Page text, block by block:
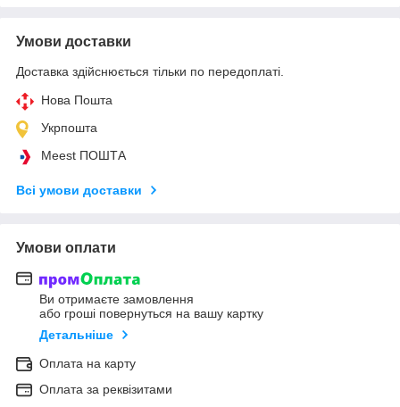
Умови доставки
Доставка здійснюється тільки по передоплаті.
Нова Пошта
Укрпошта
Meest ПОШТА
Всі умови доставки
Умови оплати
Ви отримаєте замовлення
або гроші повернуться на вашу картку
Детальніше
Оплата на карту
Оплата за реквізитами